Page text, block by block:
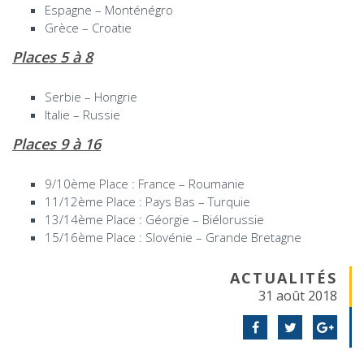
Espagne – Monténégro
Grèce – Croatie
Places 5 à 8
Serbie – Hongrie
Italie – Russie
Places 9 à 16
9/10ème Place : France – Roumanie
11/12ème Place : Pays Bas – Turquie
13/14ème Place : Géorgie – Biélorussie
15/16ème Place : Slovénie – Grande Bretagne
ACTUALITÉS
31 août 2018